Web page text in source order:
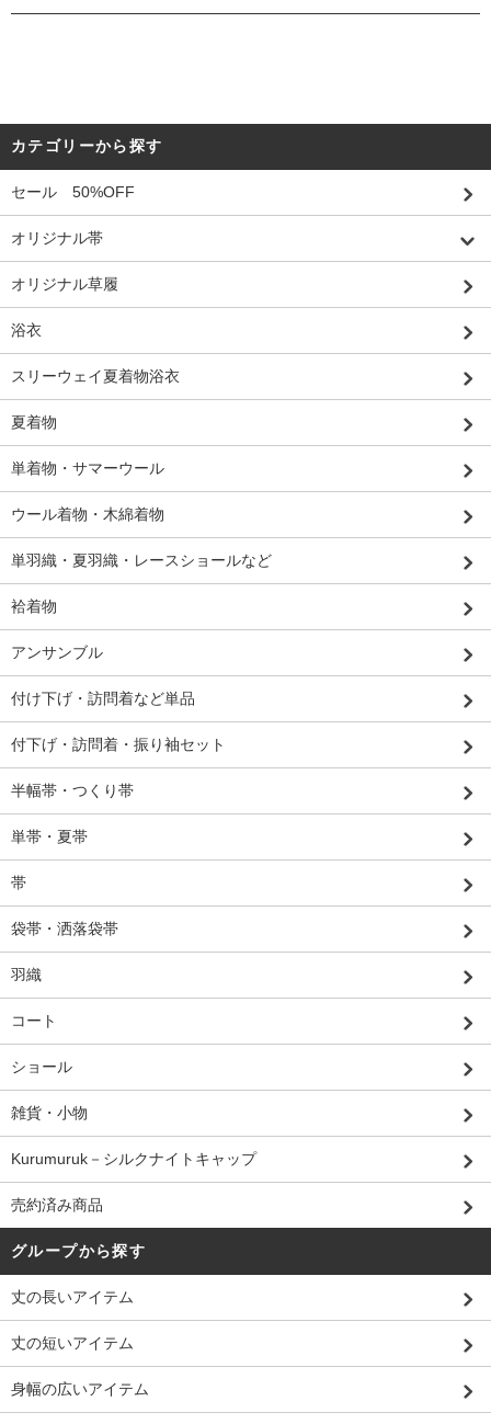
カテゴリーから探す
セール 50%OFF
オリジナル帯
オリジナル草履
浴衣
スリーウェイ夏着物浴衣
夏着物
単着物・サマーウール
ウール着物・木綿着物
単羽織・夏羽織・レースショールなど
袷着物
アンサンブル
付け下げ・訪問着など単品
付下げ・訪問着・振り袖セット
半幅帯・つくり帯
単帯・夏帯
帯
袋帯・洒落袋帯
羽織
コート
ショール
雑貨・小物
Kurumuruk－シルクナイトキャップ
売約済み商品
グループから探す
丈の長いアイテム
丈の短いアイテム
身幅の広いアイテム